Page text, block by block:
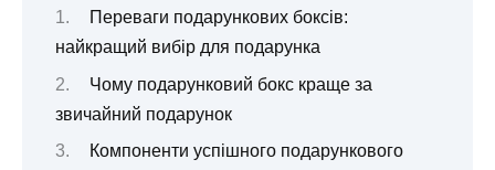
Переваги подарункових боксів:
найкращий вибір для подарунка
Чому подарунковий бокс краще за
звичайний подарунок
Компоненти успішного подарункового